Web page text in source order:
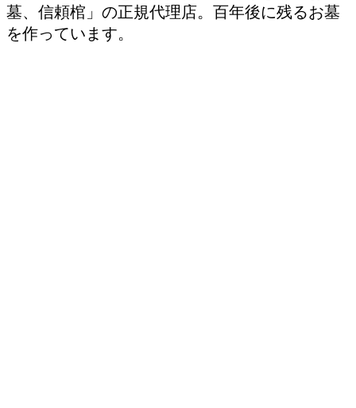
墓、信頼棺」の正規代理店。百年後に残るお墓
を作っています。